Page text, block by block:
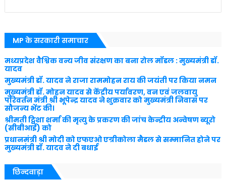
MP के सरकारी समाचार
मध्यप्रदेश वैश्विक वन्य जीव संरक्षण का बना रोल मॉडल : मुख्यमंत्री डॉ.
यादव
मुख्यमंत्री डॉ. यादव ने राजा राममोहन राय की जयंती पर किया नमन
मुख्यमंत्री डॉ. मोहन यादव से केंद्रीय पर्यावरण, वन एवं जलवायु
परिवर्तन मंत्री श्री भूपेन्द्र यादव ने शुक्रवार को मुख्यमंत्री निवास पर
सौजन्य भेंट की।
श्रीमती ट्विशा शर्मा की मृत्यु के प्रकरण की जांच केन्द्रीय अन्वेषण ब्यूरो
(सीबीआई) को
प्रधानमंत्री श्री मोदी को एफएओ एग्रीकोला मैडल से सम्मानित होने पर
मुख्यमंत्री डॉ. यादव ने दी बधाई
छिन्दवाड़ा